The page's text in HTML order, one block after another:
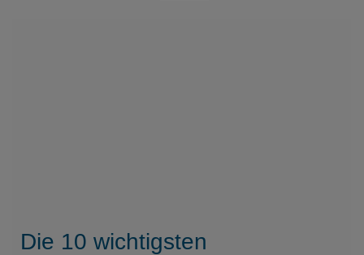
Die 10 wichtigsten